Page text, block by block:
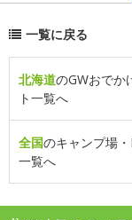
一覧に戻る
北海道のGWおでか
ト一覧へ
全国のキャンプ場
一覧へ